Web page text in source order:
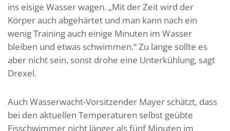
ins eisige Wasser wagen. „Mit der Zeit wird der
Körper auch abgehärtet und man kann nach ein
wenig Training auch einige Minuten im Wasser
bleiben und etwas schwimmen.“ Zu lange sollte es
aber nicht sein, sonst drohe eine Unterkühlung, sagt
Drexel.
Auch Wasserwacht-Vorsitzender Mayer schätzt, dass
bei den aktuellen Temperaturen selbst geübte
Eisschwimmer nicht länger als fünf Minuten im